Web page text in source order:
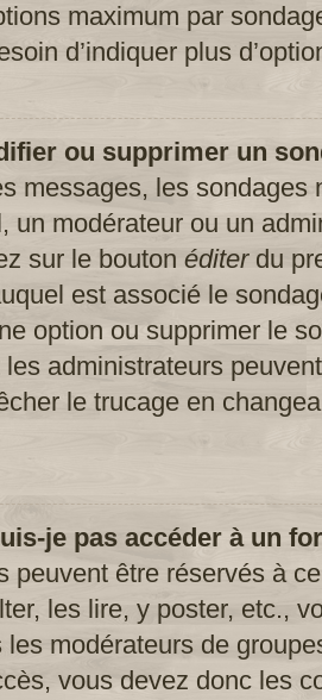
maximum par
d’indiquer plus
ou supprimer un
messages, les sondages
un modérateur ou un
sur le bouton éditerdu
est associé le
option ou supprimer le
administrateurs
le trucage en
je pas accéder à un
peuvent être réservés à
les lire, y poster, etc.,
modérateurs de
vous devez donc les